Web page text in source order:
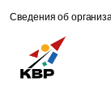
Сведения об